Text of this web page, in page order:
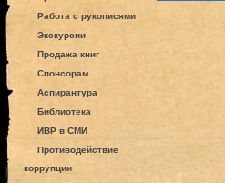
Работа с рукописями
Экскурсии
Продажа книг
Спонсорам
Аспирантура
Библиотека
ИВР в СМИ
Противодействие
коррупции